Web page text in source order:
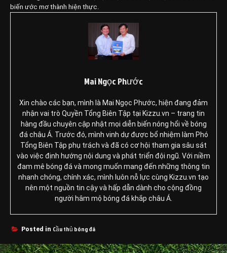
biến ước mơ thành hiện thực.
Mai Ngọc Phước
Xin chào các bạn, mình là Mai Ngọc Phước, hiện đang đảm
nhận vai trò Quyền Tổng Biên Tập tại Kizzu.vn – trang tin
hàng đầu chuyên cập nhật mọi diễn biến nóng hổi về bóng
đá châu Á. Trước đó, mình vinh dự được bổ nhiệm làm Phó
Tổng Biên Tập phụ trách và đã có cơ hội tham gia sâu sát
vào việc định hướng nội dung và phát triển đội ngũ. Với niềm
đam mê bóng đá và mong muốn mang đến những thông tin
nhanh chóng, chính xác, mình luôn nỗ lực cùng Kizzu.vn tạo
nên một nguồn tin cậy và hấp dẫn dành cho cộng đồng
người hâm mộ bóng đá khắp châu Á.
Posted in Cầu thủ bóng đá